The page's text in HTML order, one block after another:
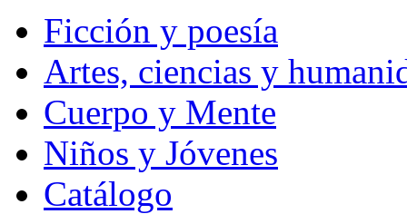
Ficción y poesía
Artes, ciencias y
Cuerpo y Mente
Niños y Jóvenes
Catálogo